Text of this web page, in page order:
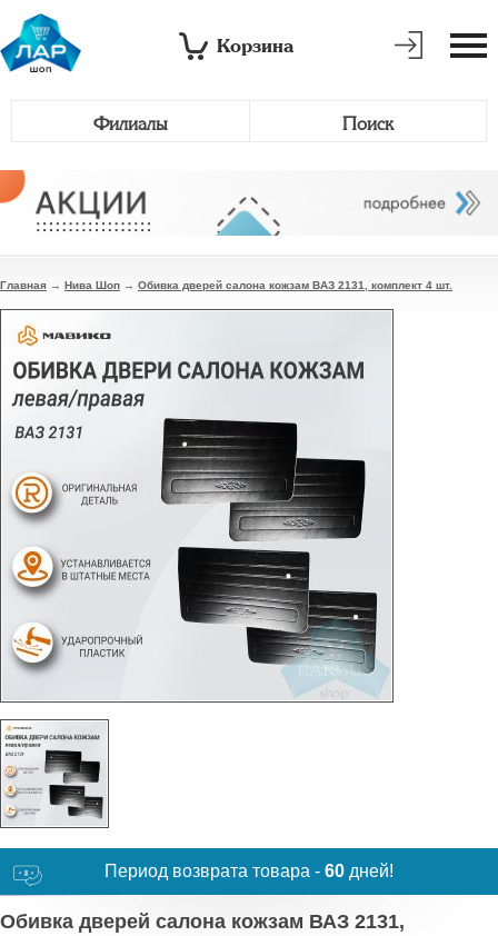
Корзина
Филиалы Поиск
Главная → Нива Шоп → Обивка дверей салона кожзам ВАЗ 2131, комплект 4 шт.
Период возврата товара - 60 дней!
Обивка дверей салона кожзам ВАЗ 2131,